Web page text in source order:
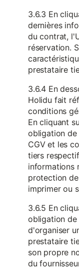
3.6.3 En
dernières
du contrat,
réservation.
prestataire
3.6.4 En
Holidu fait
conditions
En cliquant
obligation de
CGV et les
tiers
informations
protection
imprimer ou
3.6.5 En
obligation de
d'organiser
prestataire
son propre
du